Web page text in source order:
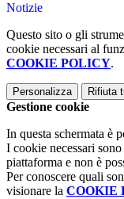
Notizie
Questo sito o gli
cookie necessari al
COOKIE POLICY.
Personalizza Rifiuta
Gestione cookie
In questa schermata è
I cookie necessari
piattaforma e non è
Per conoscere quali
visionare la COOKIE